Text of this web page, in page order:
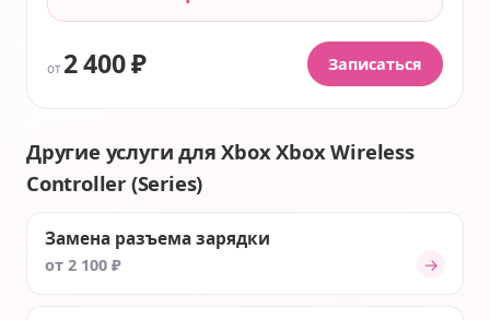
от 2 400 ₽ Записаться
Другие услуги для Xbox Xbox Wireless
Controller (Series)
Замена разъема зарядки
от 2 100 ₽ →